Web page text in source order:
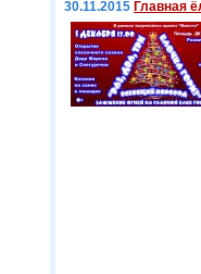
30.11.2015 Главная